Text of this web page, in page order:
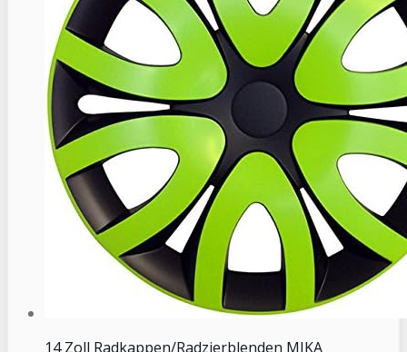
14 Zoll Radkappen/Radzierblenden MIKA